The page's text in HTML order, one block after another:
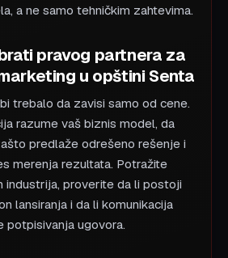
a ne samo tehničkim zahtevima.
pravog partnera za
u opštini Senta
trebalo da zavisi samo od cene.
razume vaš biznis model, da
predlaže odrešeno rešenje i
merenja rezultata. Potražite
industrija, proverite da li postoji
lansiranja i da li komunikacija
potpisivanja ugovora.